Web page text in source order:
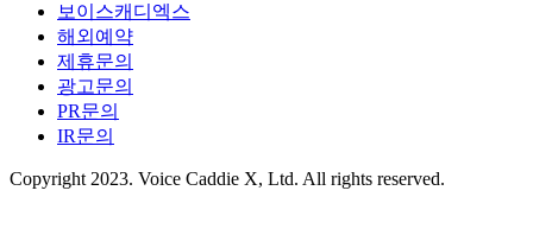
보이스캐디엑스
해외예약
제휴문의
광고문의
PR문의
IR문의
Copyright 2023. Voice Caddie X, Ltd. All rights reserved.